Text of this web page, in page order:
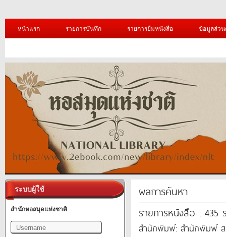
หน้าแรก รายการบันทึก รายการยืมหนังสือ ข้อมูลส่ว
ระบบผู้ใช้
สำนักหอสมุดแห่งชาติ
ผลการค้นหา
รายการหนังสือ : 435
สำนักพิมพ์: สำนักพิมพ์ ส